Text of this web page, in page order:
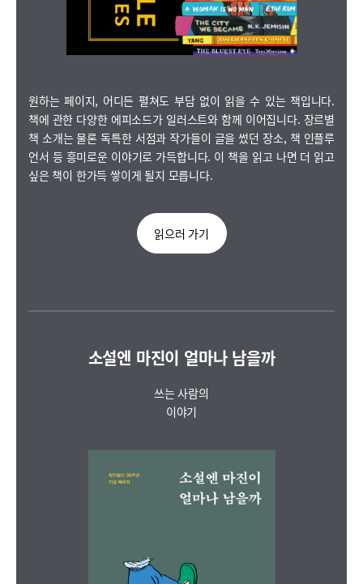
원하는 페이지, 어디든 펼쳐도 부담 없이 읽을 수 있는 책입니다.
책에 관한 다양한 에피소드가 일러스트와 함께 이어집니다. 장르별
책 소개는 물론 독특한 서점과 작가들이 글을 썼던 장소, 책 인플루
언서 등 흥미로운 이야기로 가득합니다. 이 책을 읽고 나면 더 읽고
싶은 책이 한가득 쌓이게 될지 모릅니다.
읽으러 가기
소설엔 마진이 얼마나 남을까
쓰는 사람의
이야기